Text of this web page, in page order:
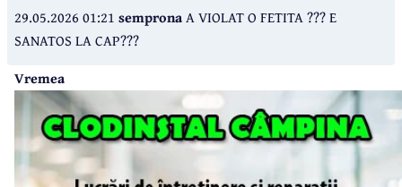
29.05.2026 01:21 sempronaA VIOLAT O FETITA ??? E
SANATOS LA CAP???
Vremea